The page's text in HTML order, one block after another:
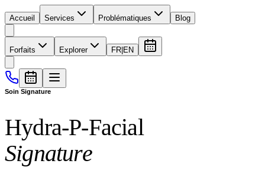
Accueil Services Problématiques Blog
Forfaits Explorer FR EN
Soin Signature
Hydra-P-Facial
Signature